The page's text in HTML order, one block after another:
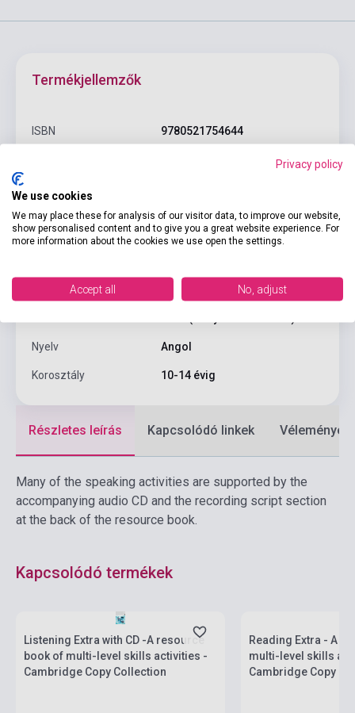
Termékjellemzők
ISBN 9780521754644
Kötés Puhakötés
CAMBRIDGE UNIVERSITY
Kiadási év
Nyelv Angol
Korosztály 10-14 évig
Részletes leírás Kapcsolódó linkek Vélemények
Many of the speaking activities are supported by the
accompanying audio CD and the recording script section
at the back of the resource book.
Kapcsolódó termékek
Listening Extra with CD -A resource
book of multi-level skills activities -
Cambridge Copy Collection
Reading Extra - A
multi-level skills
Cambridge Copy
Privacy policy
We use cookies
We may place these for analysis of our visitor data, to improve our website,
show personalised content and to give you a great website experience. For
more information about the cookies we use open the settings.
Accept all No, adjust